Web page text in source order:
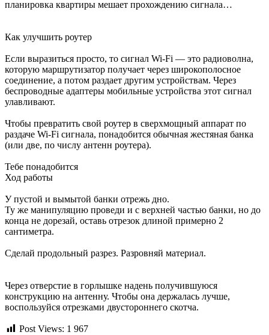
планировка квартиры мешает прохождению сигнала…
Как улучшить роутер
Если выразиться просто, то сигнал Wi-Fi — это радиоволна,
которую маршрутизатор получает через широкополосное
соединение, а потом раздает другим устройствам. Через
беспроводные адаптеры мобильные устройства этот сигнал
улавливают.
Чтобы превратить свой роутер в сверхмощный аппарат по
раздаче Wi-Fi сигнала, понадобится обычная жестяная банка
(или две, по числу антенн роутера).
Тебе понадобится
Ход работы
У пустой и вымытой банки отрежь дно.
Ту же манипуляцию проведи и с верхней частью банки, но до
конца не дорезай, оставь отрезок длиной примерно 2
сантиметра.
Сделай продольный разрез. Разровняй материал.
Через отверстие в горлышке надень получившуюся
конструкцию на антенну. Чтобы она держалась лучше,
воспользуйся отрезками двустороннего скотча.
Post Views: 1 967